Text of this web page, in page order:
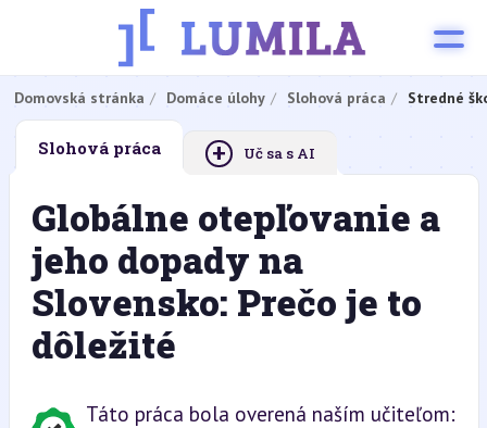
Domovská stránka Domáce úlohy Slohová práca Stredné
Slohová práca + Uč sa s AI
Globálne otepľovanie a
jeho dopady na
Slovensko: Prečo je to
dôležité
Táto práca bola overená naším učiteľom: